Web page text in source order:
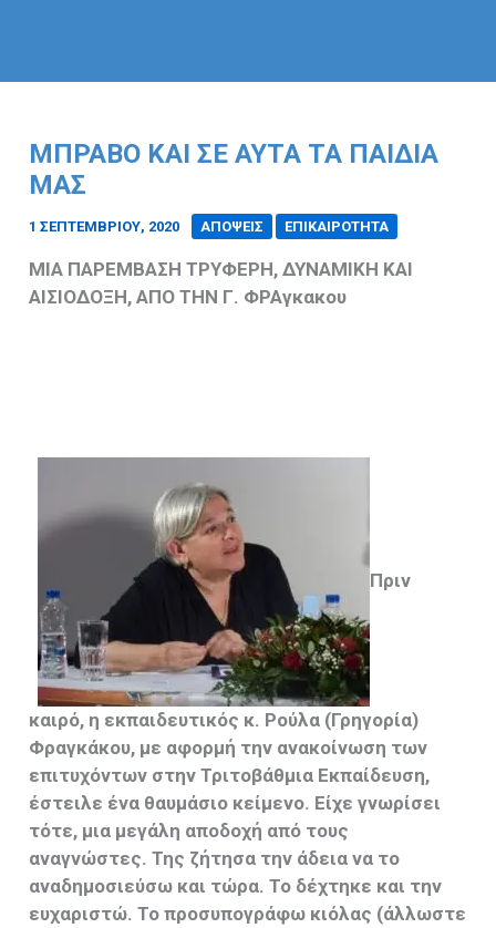
ΜΠΡΑΒΟ ΚΑΙ ΣΕ ΑΥΤΑ ΤΑ ΠΑΙΔΙΑ
ΜΑΣ
1 ΣΕΠΤΕΜΒΡΊΟΥ, 2020 ΑΠΟΨΕΙΣ ΕΠΙΚΑΙΡΟΤΗΤΑ
ΜΙΑ ΠΑΡΕΜΒΑΣΗ ΤΡΥΦΕΡΗ, ΔΥΝΑΜΙΚΗ ΚΑΙ
ΑΙΣΙΟΔΟΞΗ, ΑΠΟ ΤΗΝ Γ. ΦΡΑγκακου
Πριν
καιρό, η εκπαιδευτικός κ. Ρούλα (Γρηγορία)
Φραγκάκου, με αφορμή την ανακοίνωση των
επιτυχόντων στην Τριτοβάθμια Εκπαίδευση,
έστειλε ένα θαυμάσιο κείμενο. Είχε γνωρίσει
τότε, μια μεγάλη αποδοχή από τους
αναγνώστες. Της ζήτησα την άδεια να το
αναδημοσιεύσω και τώρα. Το δέχτηκε και την
ευχαριστώ. Το προσυπογράφω κιόλας (άλλωστε